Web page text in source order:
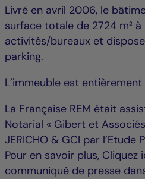
Livré en avril 2006, le
surface totale de 2724 m²
activités/bureaux et
parking.
L’immeuble est
La Française REM était
Notarial « Gibert et
JERICHO & GCI par l’Etude
Pour en savoir plus,
communiqué de presse